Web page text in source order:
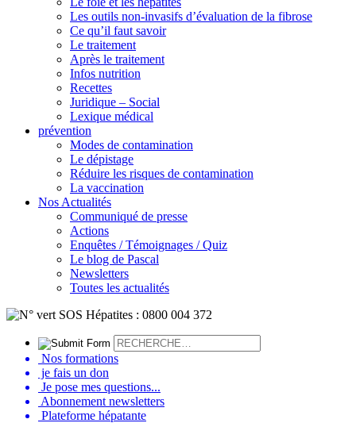
Les outils non-invasifs d’évaluation de la fibrose
Ce qu’il faut savoir
Le traitement
Après le traitement
Infos nutrition
Recettes
Juridique – Social
Lexique médical
prévention
Modes de contamination
Le dépistage
Réduire les risques de contamination
La vaccination
Nos Actualités
Communiqué de presse
Actions
Enquêtes / Témoignages / Quiz
Le blog de Pascal
Newsletters
Toutes les actualités
Nos formations
je fais un don
Je pose mes questions...
Abonnement newsletters
Plateforme hépatante